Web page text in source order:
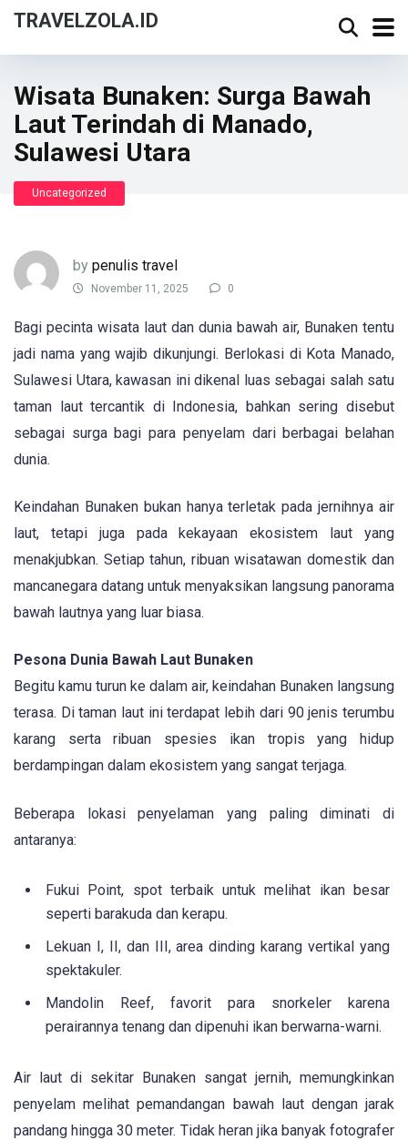
TRAVELZOLA.ID
Wisata Bunaken: Surga Bawah
Laut Terindah di Manado,
Sulawesi Utara
Uncategorized
by penulis travel
November 11, 2025 0
Bagi pecinta wisata laut dan dunia bawah air, Bunaken tentu
jadi nama yang wajib dikunjungi. Berlokasi di Kota Manado,
Sulawesi Utara, kawasan ini dikenal luas sebagai salah satu
taman laut tercantik di Indonesia, bahkan sering disebut
sebagai surga bagi para penyelam dari berbagai belahan
dunia.
Keindahan Bunaken bukan hanya terletak pada jernihnya air
laut, tetapi juga pada kekayaan ekosistem laut yang
menakjubkan. Setiap tahun, ribuan wisatawan domestik dan
mancanegara datang untuk menyaksikan langsung panorama
bawah lautnya yang luar biasa.
Pesona Dunia Bawah Laut Bunaken
Begitu kamu turun ke dalam air, keindahan Bunaken langsung
terasa. Di taman laut ini terdapat lebih dari 90 jenis terumbu
karang serta ribuan spesies ikan tropis yang hidup
berdampingan dalam ekosistem yang sangat terjaga.
Beberapa lokasi penyelaman yang paling diminati di
antaranya:
Fukui Point, spot terbaik untuk melihat ikan besar
seperti barakuda dan kerapu.
Lekuan I, II, dan III, area dinding karang vertikal yang
spektakuler.
Mandolin Reef, favorit para snorkeler karena
perairannya tenang dan dipenuhi ikan berwarna-warni.
Air laut di sekitar Bunaken sangat jernih, memungkinkan
penyelam melihat pemandangan bawah laut dengan jarak
pandang hingga 30 meter. Tidak heran jika banyak fotografer